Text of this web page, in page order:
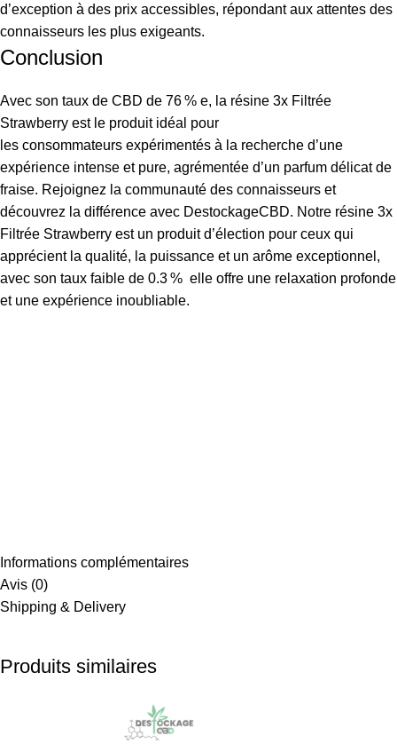
d’exception à des prix accessibles, répondant aux attentes des
connaisseurs les plus exigeants.
Conclusion
Avec son taux de CBD de 76 % e, la résine 3x Filtrée
Strawberry est le produit idéal pour
les consommateurs expérimentés à la recherche d’une
expérience intense et pure, agrémentée d’un parfum délicat de
fraise. Rejoignez la communauté des connaisseurs et
découvrez la différence avec DestockageCBD. Notre résine 3x
Filtrée Strawberry est un produit d’élection pour ceux qui
apprécient la qualité, la puissance et un arôme exceptionnel,
avec son taux faible de 0.3 % elle offre une relaxation profonde
et une expérience inoubliable.
Informations complémentaires
Avis (0)
Shipping & Delivery
Produits similaires